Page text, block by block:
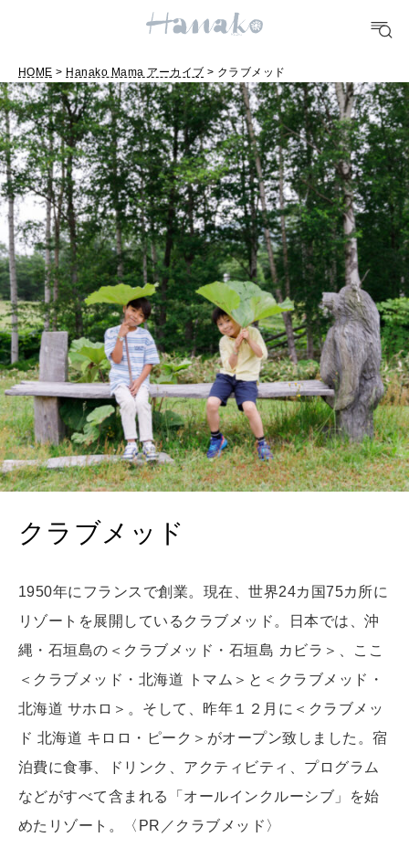
POPULAR TAGS
10 CATEGORIES
FOOD
おいしい
TRAVEL
どこ行く？
FORTUNE
明日のわたし
[12星座別] Weekly Holoscope
[12星座別] Monthly Love Holoscope
女神まり愛のタロットメッセージ
HEALTH
自分にやさしく
MAMA
SUSTAINABLE
CULTURE
HOME > Hanako Mama アーカイブ > クラブメッド
クラブメッド
1950年にフランスで創業。現在、世界24カ国75カ所に
リゾートを展開しているクラブメッド。日本では、沖
縄・石垣島の＜クラブメッド・石垣島 カビラ＞、ここ
＜クラブメッド・北海道 トマム＞と＜クラブメッド・
北海道 サホロ＞。そして、昨年１２月に＜クラブメッ
ド 北海道 キロロ・ピーク＞がオープン致しました。宿
泊費に食事、ドリンク、アクティビティ、プログラム
などがすべて含まれる「オールインクルーシブ」を始
めたリゾート。〈PR／クラブメッド〉